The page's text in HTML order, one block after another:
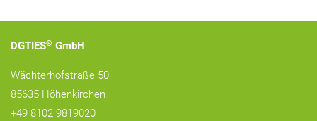
DGTIES® GmbH
Wächterhofstraße 50
85635 Höhenkirchen
+49 8102 9819020